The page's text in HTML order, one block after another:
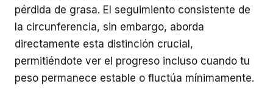
pérdida de grasa. El seguimiento consistente de
la circunferencia, sin embargo, aborda
directamente esta distinción crucial,
permitiéndote ver el progreso incluso cuando tu
peso permanece estable o fluctúa mínimamente.